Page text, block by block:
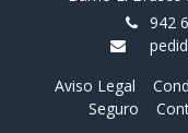
942
Aviso Legal
Seguro